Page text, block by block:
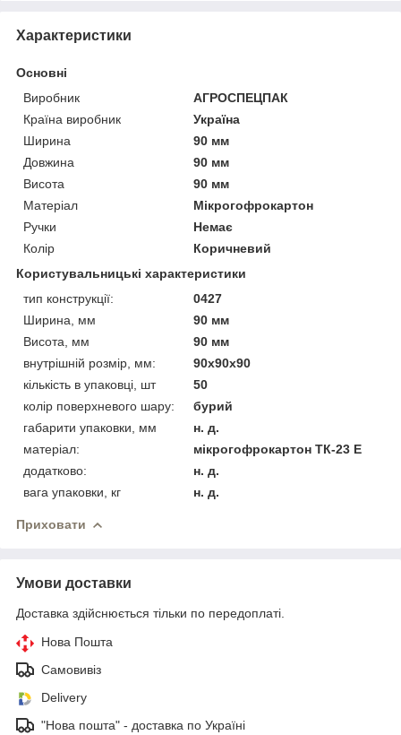
Характеристики
Основні
Виробник
АГРОСПЕЦПАК
Країна виробник
Україна
Ширина
90 мм
Довжина
90 мм
Висота
90 мм
Матеріал
Мікрогофрокартон
Ручки
Немає
Колір
Коричневий
Користувальницькі характеристики
тип конструкції:
0427
Ширина, мм
90 мм
Висота, мм
90 мм
внутрішній розмір, мм:
90x90x90
кількість в упаковці, шт
50
колір поверхневого шару:
бурий
габарити упаковки, мм
н. д.
матеріал:
мікрогофрокартон ТК-23 Е
додатково:
н. д.
вага упаковки, кг
н. д.
Приховати
Умови доставки
Доставка здійснюється тільки по передоплаті.
Нова Пошта
Самовивіз
Delivery
"Нова пошта" - доставка по Україні